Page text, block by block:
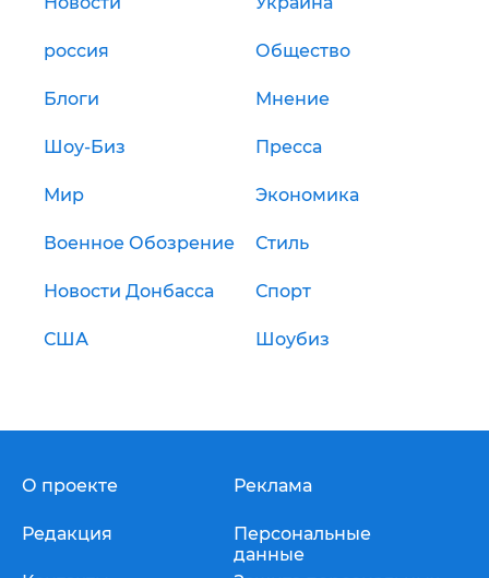
россия Общество
Блоги Мнение
Шоу-Биз Пресса
Мир Экономика
Военное Обозрение Стиль
Новости Донбасса Спорт
США Шоубиз
О проекте
Редакция
Реклама
Персональные
данные